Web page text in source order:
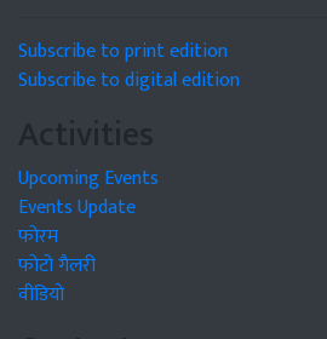
Subscribe to print edition
Subscribe to digital edition
Activities
Upcoming Events
Events Update
फोरम
फोटो गैलरी
वीडियो